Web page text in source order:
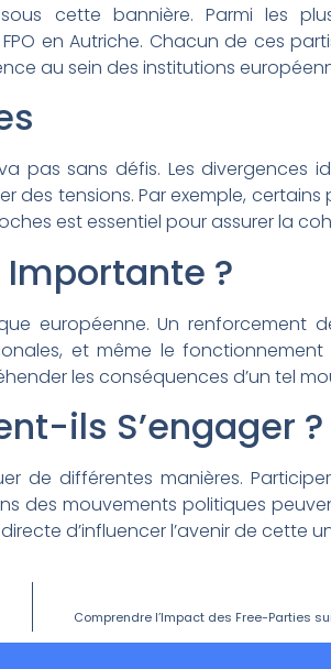
cette bannière. Parmi les
en Autriche. Chacun de ces
au sein des institutions
pas sans défis. Les divergences
tensions. Par exemple,
est essentiel pour assurer la
?
européenne. Un renforcement
et même le fonctionnement
les conséquences d’un tel
ils S’engager ?
de différentes manières.
des mouvements politiques
d’influencer l’avenir de cette
Comprendre l’Impact des Free-Parties